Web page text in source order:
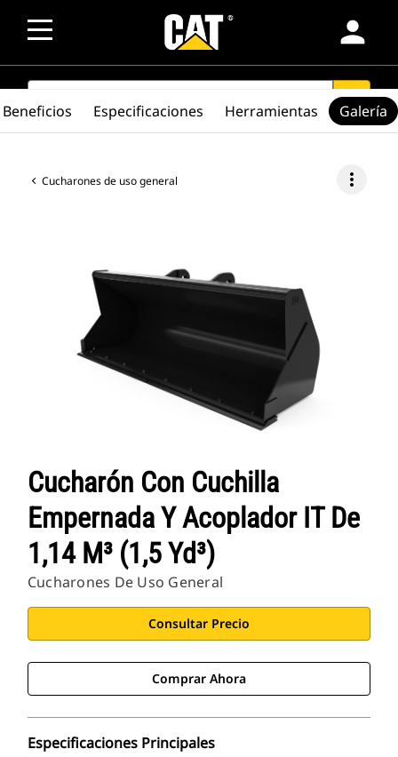
person
SEARCH search
Cucharones de uso general more_vert
Cucharón Con Cuchilla
Empernada Y Acoplador IT De
1,14 M³ (1,5 Yd³)
Cucharones De Uso General
Consultar Precio
Comprar Ahora
Especificaciones Principales
Beneficios Especificaciones Herramientas Galería